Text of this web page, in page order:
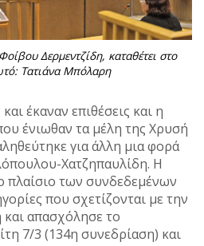
Δερμεντζίδη, καταθέτει στο
Τατιάνα Μπόλαρη
έκαναν επιθέσεις και η
ένιωθαν τα μέλη της Χρυσή
για άλλη μια φορά
Χατζηπαυλίδη. Η
πλαίσιο των συνδεδεμένων
που σχετίζονται με την
απασχόλησε το
7/3 (134η συνεδρίαση) και